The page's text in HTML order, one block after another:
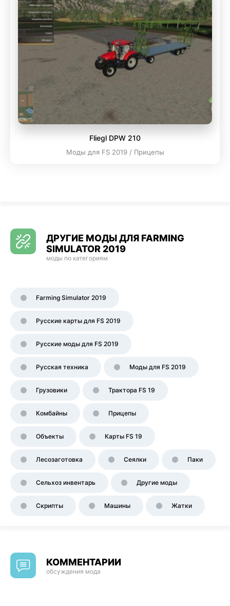
Fliegl DPW 210
Моды для FS 2019 / Прицепы
ДРУГИЕ МОДЫ ДЛЯ FARMING
SIMULATOR 2019
моды по категориям
Farming Simulator 2019
Русские карты для FS 2019
Русские моды для FS 2019
Русская техника Моды для FS 2019
Грузовики Трактора FS 19
Комбайны Прицепы
Объекты Карты FS 19
Лесозаготовка Сеялки Паки
Сельхоз инвентарь Другие моды
Скрипты Машины Жатки
КОММЕНТАРИИ
обсуждения мода